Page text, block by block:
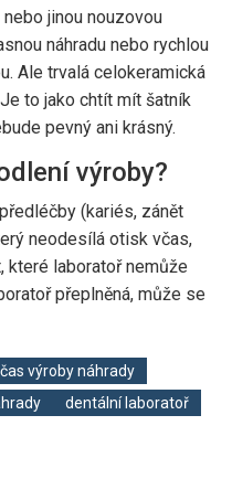
jinou nouzovou
náhradu nebo rychlou
Ale trvalá celokeramická
to jako chtít mít šatník
pevný ani krásný.
výroby?
(kariés, zánět
neodesílá otisk včas,
laboratoř nemůže
přeplněná, může se
čas výroby náhrady
dentální laboratoř